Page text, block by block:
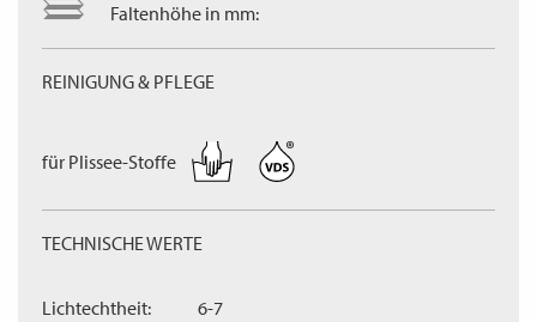
Faltenhöhe in mm:
REINIGUNG & PFLEGE
für Plissee-Stoffe
TECHNISCHE WERTE
Lichtechtheit: 6-7